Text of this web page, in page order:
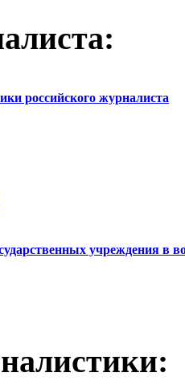
российского журналиста
учреждения в